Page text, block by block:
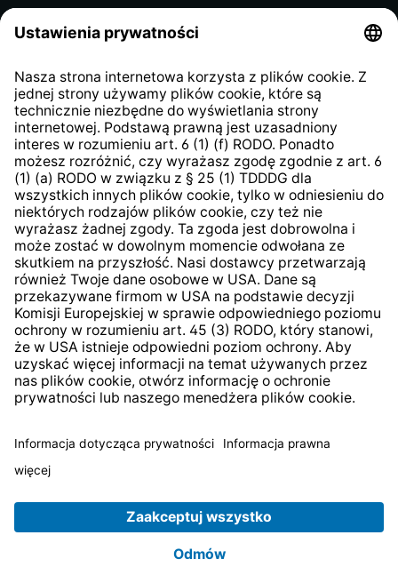
kontrahentów
Klauzula informacyjna strony
internetowej
Strategia podatkowa
System zgłaszania nieprawidłowości
* Wszystkie ceny zawierają podatek VAT pluskoszty
TechniSat jest firmą należącą do FundacjiLEPPER Stiftung
e.S..